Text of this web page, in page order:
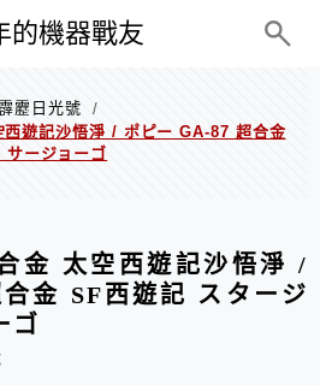
的機器戰友
靂日光號
/
遊記沙悟淨 / ポピー GA-87 超合金
ージョーゴ
金 太空西遊記沙悟淨 /
金 SF西遊記 スタージ
ゴ